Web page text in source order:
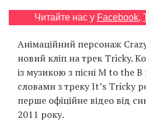
Читайте нас у Facebook,
Анімаційний персонаж
новий кліп на трек Tricky.
із музикою з пісні M to the
словами з треку It’s Tricky
перше офіційне відео від
2011 року.